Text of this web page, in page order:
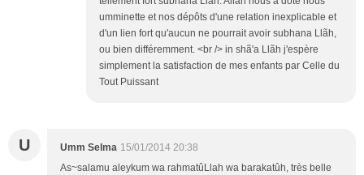
umminette et nos dépôts d'une relation inexplicable et
d'un lien fort qu'aucun ne pourrait avoir subhana Llãh,
ou bien différemment. <br /> in shã'a Llãh j'espère
simplement la satisfaction de mes enfants par Celle du
Tout Puissant
U Umm Selma 15/01/2014 20:38
As~salamu aleykum wa rahmatûLlah wa barakatûh, très belle